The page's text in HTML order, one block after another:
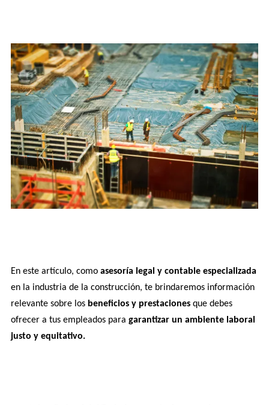
En este artículo, como asesoría legal y contable especializada
en la industria de la construcción, te brindaremos información
relevante sobre los beneficios y prestaciones que debes
ofrecer a tus empleados para garantizar un ambiente laboral
justo y equitativo.